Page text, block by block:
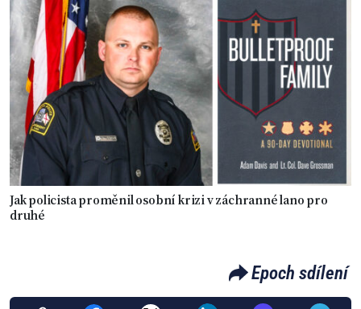
Jak policista proměnil osobní krizi v záchranné lano pro
druhé
Epoch sdílení